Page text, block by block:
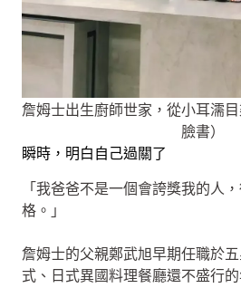
詹姆士出生廚師世家，從小耳濡
臉書）
瞬時，明白自己過關了
「我爸爸不是一個會誇獎我的人
格。」
詹姆士的父親鄭武旭早期任職於
式、日式異國料理餐廳還不盛行